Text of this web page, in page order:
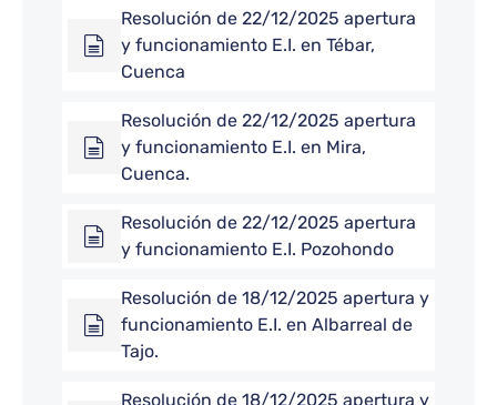
Resolución de 22/12/2025 apertura
y funcionamiento E.I. en Tébar,
Cuenca
Resolución de 22/12/2025 apertura
y funcionamiento E.I. en Mira,
Cuenca.
Resolución de 22/12/2025 apertura
y funcionamiento E.I. Pozohondo
Resolución de 18/12/2025 apertura y
funcionamiento E.I. en Albarreal de
Tajo.
Resolución de 18/12/2025 apertura y